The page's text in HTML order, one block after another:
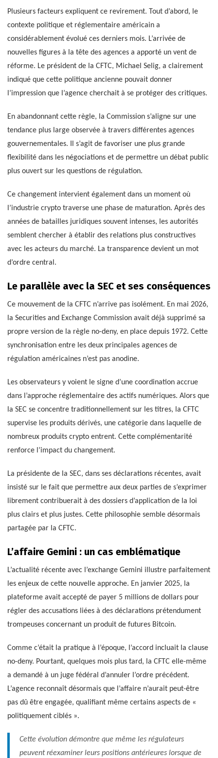
Plusieurs facteurs expliquent ce revirement. Tout d’abord, le
contexte politique et réglementaire américain a
considérablement évolué ces derniers mois. L’arrivée de
nouvelles figures à la tête des agences a apporté un vent de
réforme. Le président de la CFTC, Michael Selig, a clairement
indiqué que cette politique ancienne pouvait donner
l’impression que l’agence cherchait à se protéger des critiques.
En abandonnant cette règle, la Commission s’aligne sur une
tendance plus large observée à travers différentes agences
gouvernementales. Il s’agit de favoriser une plus grande
flexibilité dans les négociations et de permettre un débat public
plus ouvert sur les questions de régulation.
Ce changement intervient également dans un moment où
l’industrie crypto traverse une phase de maturation. Après des
années de batailles juridiques souvent intenses, les autorités
semblent chercher à établir des relations plus constructives
avec les acteurs du marché. La transparence devient un mot
d’ordre central.
Le parallèle avec la SEC et ses conséquences
Ce mouvement de la CFTC n’arrive pas isolément. En mai 2026,
la Securities and Exchange Commission avait déjà supprimé sa
propre version de la règle no-deny, en place depuis 1972. Cette
synchronisation entre les deux principales agences de
régulation américaines n’est pas anodine.
Les observateurs y voient le signe d’une coordination accrue
dans l’approche réglementaire des actifs numériques. Alors que
la SEC se concentre traditionnellement sur les titres, la CFTC
supervise les produits dérivés, une catégorie dans laquelle de
nombreux produits crypto entrent. Cette complémentarité
renforce l’impact du changement.
La présidente de la SEC, dans ses déclarations récentes, avait
insisté sur le fait que permettre aux deux parties de s’exprimer
librement contribuerait à des dossiers d’application de la loi
plus clairs et plus justes. Cette philosophie semble désormais
partagée par la CFTC.
L’affaire Gemini : un cas emblématique
L’actualité récente avec l’exchange Gemini illustre parfaitement
les enjeux de cette nouvelle approche. En janvier 2025, la
plateforme avait accepté de payer 5 millions de dollars pour
régler des accusations liées à des déclarations prétendument
trompeuses concernant un produit de futures Bitcoin.
Comme c’était la pratique à l’époque, l’accord incluait la clause
no-deny. Pourtant, quelques mois plus tard, la CFTC elle-même
a demandé à un juge fédéral d’annuler l’ordre précédent.
L’agence reconnaît désormais que l’affaire n’aurait peut-être
pas dû être engagée, qualifiant même certains aspects de «
politiquement ciblés ».
Cette évolution démontre que même les régulateurs
peuvent réexaminer leurs positions antérieures lorsque de